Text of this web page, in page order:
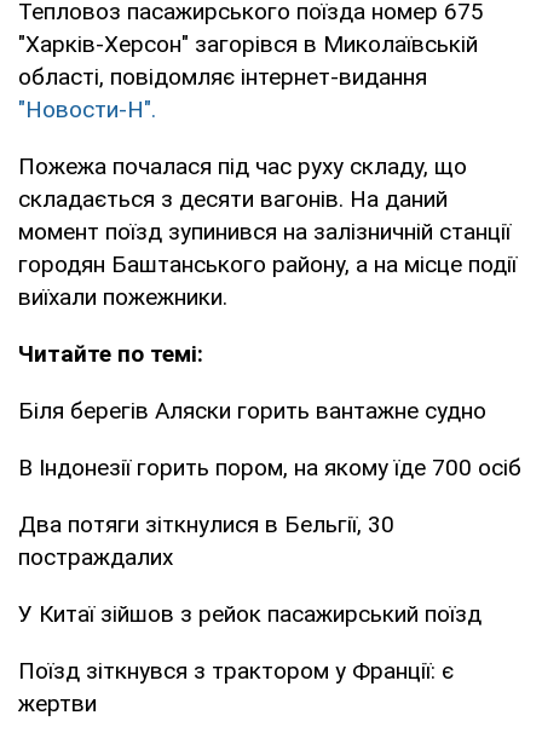
Тепловоз пасажирського поїзда номер 675
"Харків-Херсон" загорівся в Миколаївській
області, повідомляє інтернет-видання
"Новости-Н".
Пожежа почалася під час руху складу, що
складається з десяти вагонів. На даний
момент поїзд зупинився на залізничній станції
городян Баштанського району, а на місце події
виїхали пожежники.
Читайте по темі:
Біля берегів Аляски горить вантажне судно
В Індонезії горить пором, на якому їде 700 осіб
Два потяги зіткнулися в Бельгії, 30
постраждалих
У Китаї зійшов з рейок пасажирський поїзд
Поїзд зіткнувся з трактором у Франції: є
жертви